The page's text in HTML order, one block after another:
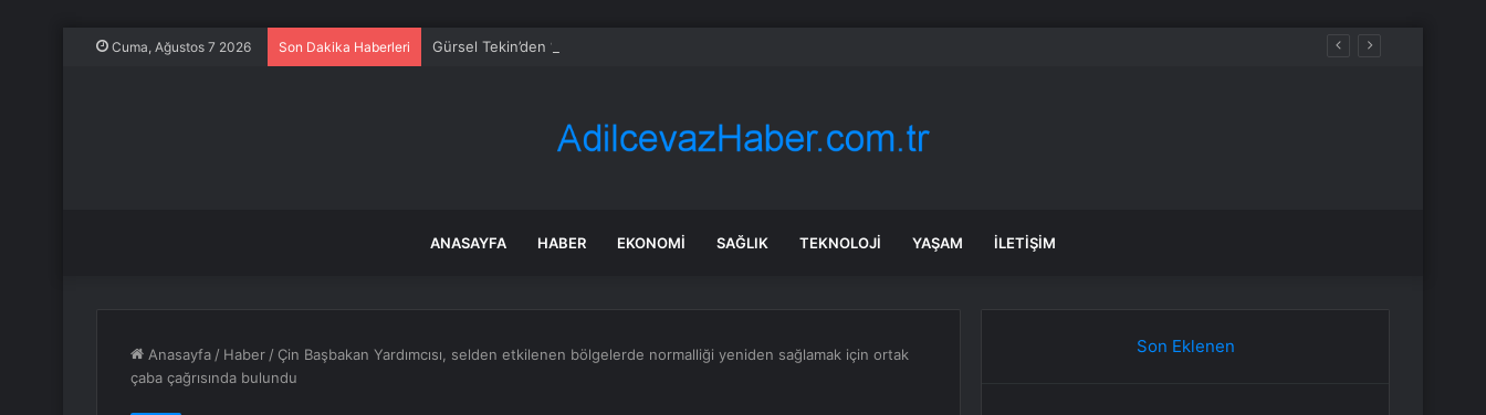
Cuma, Ağustos 7 2026 Son Dakika Haberleri Gürsel Tekin’den ‘tutarlılık’ mesajı… Tarihi meselelerde pusula net olmalı
ANASAYFA HABER EKONOMI SAĞLIK TEKNOLOJI YAŞAM İLETIŞIM
Anasayfa / Haber / Çin Başbakan Yardımcısı, selden etkilenen bölgelerde normalliği yeniden sağlamak için ortak
çaba çağrısında bulundu
Son Eklenen